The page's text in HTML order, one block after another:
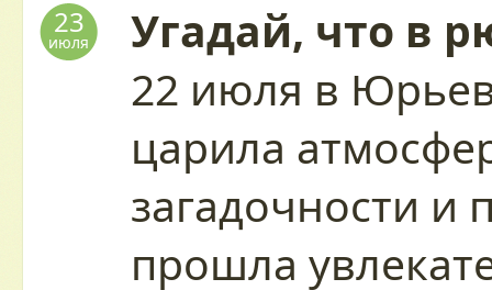
23
июля
Угадай, что в
22 июля в
царила
загадочности и
прошла